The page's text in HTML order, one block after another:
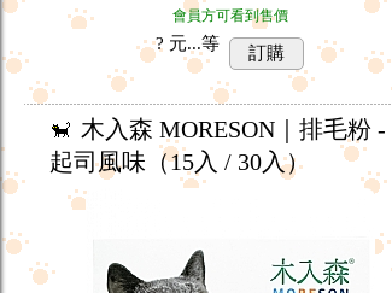
會員方可看到售價
? 元...等 訂購
木入森 MORESON｜排毛粉 -
起司風味（15入 / 30入）